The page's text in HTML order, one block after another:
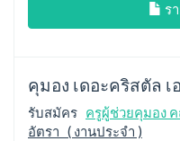
ร
คุมอง เดอะคริสตัล
รับสมัคร ครูผู้ช่วยคุมอง
อัตรา ( งานประจำ )